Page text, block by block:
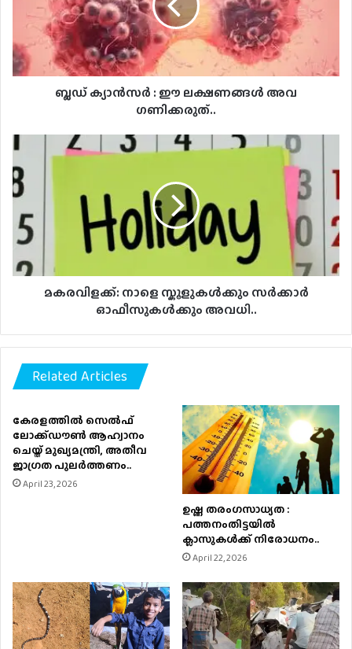
ലക്ഷണങ്ങൾ
അവ​
ഗണിക്കരുത്..
ബ്ലഡ് ക്യാൻസർ : ഈ ലക്ഷണങ്ങൾ അവ​
ഗണിക്കരുത്..
മകരവിളക്ക്:
സ്കൂളുകൾക്കും
സർക്കാർ
ഓഫീസുകൾക്കും
അവധി..
മകരവിളക്ക്: നാളെ സ്കൂളുകൾക്കും സർക്കാർ
ഓഫീസുകൾക്കും അവധി..
Related Articles
കേരളത്തിൽ സെൽഫ്
ലോക്ക്ഡൗൺ ആഹ്വാനം
ചെയ്ത് മുഖ്യമന്ത്രി, അതീവ
ജാഗ്രത പുലർത്തണം..
April 23, 2026
ഉഷ്ണ തരംഗസാധ്യത :
പത്തനംതിട്ടയില്‍
ക്ലാസുകള്‍ക്ക് നിരോധനം..
April 22, 2026